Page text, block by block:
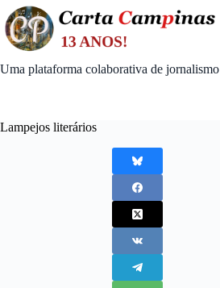
Skip
to
content
Uma plataforma colaborativa de jornalismo
Lampejos literários